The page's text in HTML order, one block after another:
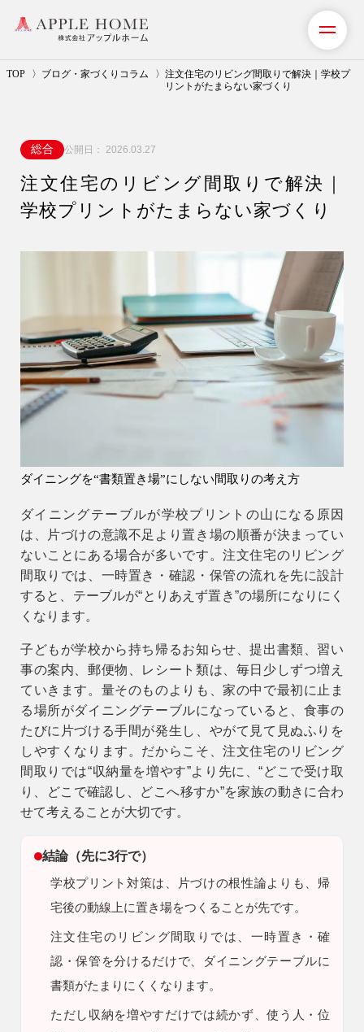
TOP ブログ・家づくりコラム
注文住宅のリビング間取りで解決｜学校プ
リントがたまらない家づくり
総合 公開日： 2026.03.27
注文住宅のリビング間取りで解決｜
学校プリントがたまらない家づくり
ダイニングを“書類置き場”にしない間取りの考え方
ダイニングテーブルが学校プリントの山になる原因
は、片づけの意識不足より置き場の順番が決まってい
ないこと にある場合が多いです。注文住宅のリビング
間取りでは、一時置き・確認・保管の流れを先に設計
すると、テーブルが“とりあえず置き”の場所になりにく
くなります。
子どもが学校から持ち帰るお知らせ、提出書類、習い
事の案内、郵便物、レシート類は、毎日少しずつ増え
ていきます。量そのものよりも、家の中で最初に止ま
る場所がダイニングテーブルになっていると、食事の
たびに片づける手間が発生し、やがて見て見ぬふりを
しやすくなります。だからこそ、注文住宅のリビング
間取りでは“収納量を増やす”より先に、“どこで受け取
り、どこで確認し、どこへ移すか”を家族の動きに合わ
せて考えることが大切です。
結論（先に3行で）
学校プリント対策は、片づけの根性論よりも、帰
宅後の動線上に置き場をつくることが先です。
注文住宅のリビング間取りでは、一時置き・確
認・保管を分けるだけで、ダイニングテーブルに
書類がたまりにくくなります。
ただし 収納を増やすだけでは続かず、使う人・位
事業紹介（注文住宅）
リフォーム・リノベーション
ショールーム・モデルハウス
施工事例・お客様の声
会社情報
お知らせ
ブログ・家づくりコラム
イベント
営業時間 9時〜18時
（定休／水曜日）
0120-70-1212
リフォーム
0120-37-7611
アフターメンテナンス
営業時間 9時〜17時（定休／水曜日）
04-2950-7171